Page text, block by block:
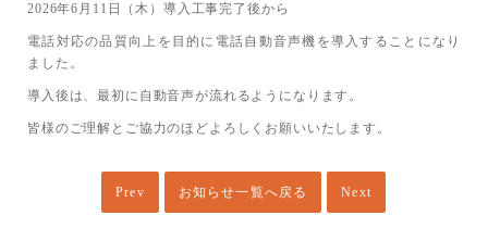
2026年6月11日（木）導入工事完了後から
電話対応の品質向上を目的に電話自動音声機を導入することになり
ました。
導入後は、最初に自動音声が流れるようになります。
皆様のご理解とご協力のほどよろしくお願いいたします。
Prev お知らせ一覧へ戻る Next